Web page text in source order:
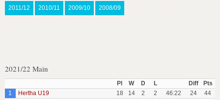
2011/12 2010/11 2009/10 2008/09
2021/22 Main
Pl W D L Diff
Pts
1
Hertha U19 18 14 2 2 46:22 24
44